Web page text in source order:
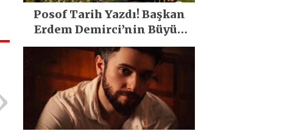
Posof Tarih Yazdı! Başkan
Erdem Demirci’nin Büyük
Emeğiyle Son Yılların En
Büyük Festivali Gerçekleşti